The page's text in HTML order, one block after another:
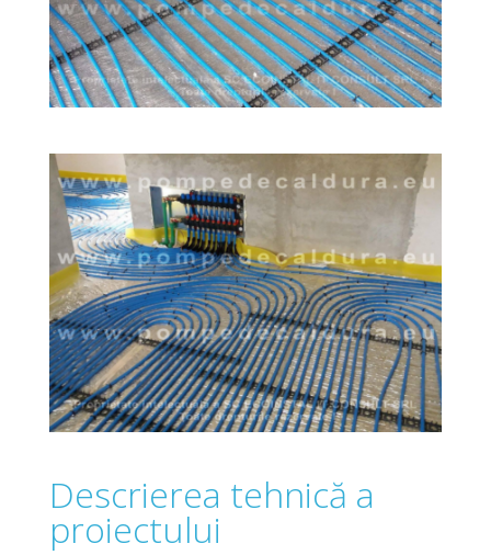
Descrierea tehnică a
proiectului